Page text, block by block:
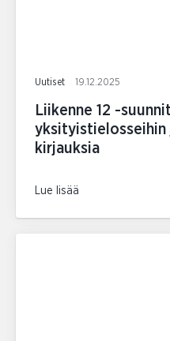
Uutiset 19.12.2025
Liikenne 12 -
kirjauksia
Lue lisää